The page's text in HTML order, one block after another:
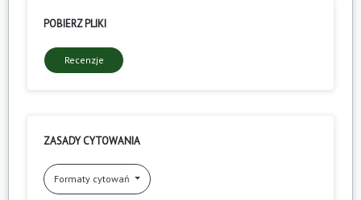
POBIERZ PLIKI
Recenzje
ZASADY CYTOWANIA
Formaty cytowań